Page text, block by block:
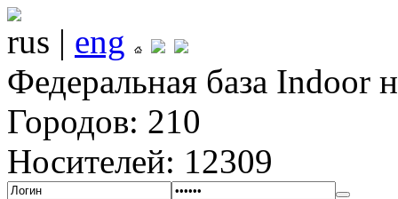
rus | eng
Федеральная база Indoor
Городов: 210
Носителей: 12309